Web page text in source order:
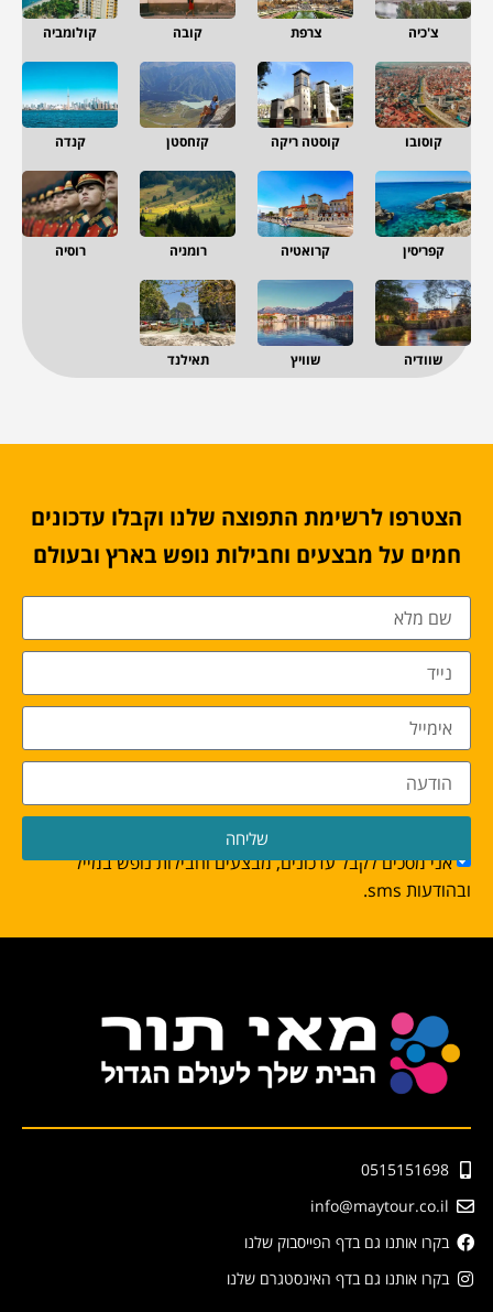
צ'כיה צרפת קובה קולומביה
קוסובו קוסטה ריקה קזחסטן קנדה
קפריסין קרואטיה רומניה רוסיה
שוודיה שוויץ תאילנד
הצטרפו לרשימת התפוצה שלנו וקבלו עדכונים
חמים על מבצעים וחבילות נופש בארץ ובעולם
אני מסכים לקבל עדכונים, מבצעים וחבילות נופש במייל
ובהודעות sms.
שליחה
0515151698
info@maytour.co.il
בקרו אותנו גם בדף הפייסבוק שלנו
בקרו אותנו גם בדף האינסטגרם שלנו